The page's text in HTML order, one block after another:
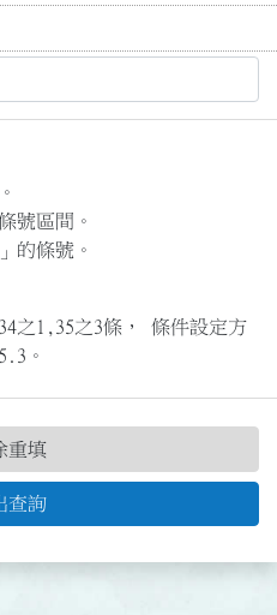
號區間。
的條號。
之1,35之3條， 條件設定方
。
查詢
重填